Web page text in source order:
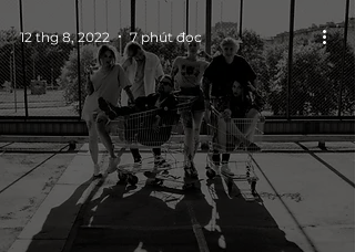
12 thg 8, 2022 7 phút đọc